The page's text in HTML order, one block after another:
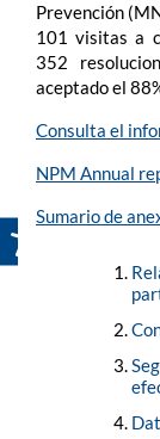
Prevención
101 visitas a
352
aceptado el
Consulta el
NPM Annual
Sumario de